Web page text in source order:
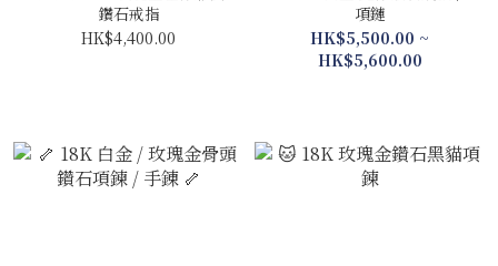
鑽石戒指
HK$4,400.00
項鏈
HK$5,500.00 ~
HK$5,600.00